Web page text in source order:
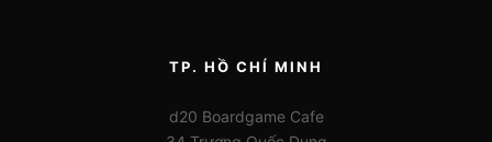
TP. HỒ CHÍ MINH
d20 Boardgame Cafe